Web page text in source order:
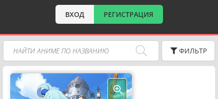
ВХОД РЕГИСТРАЦИЯ
ФИЛЬТР